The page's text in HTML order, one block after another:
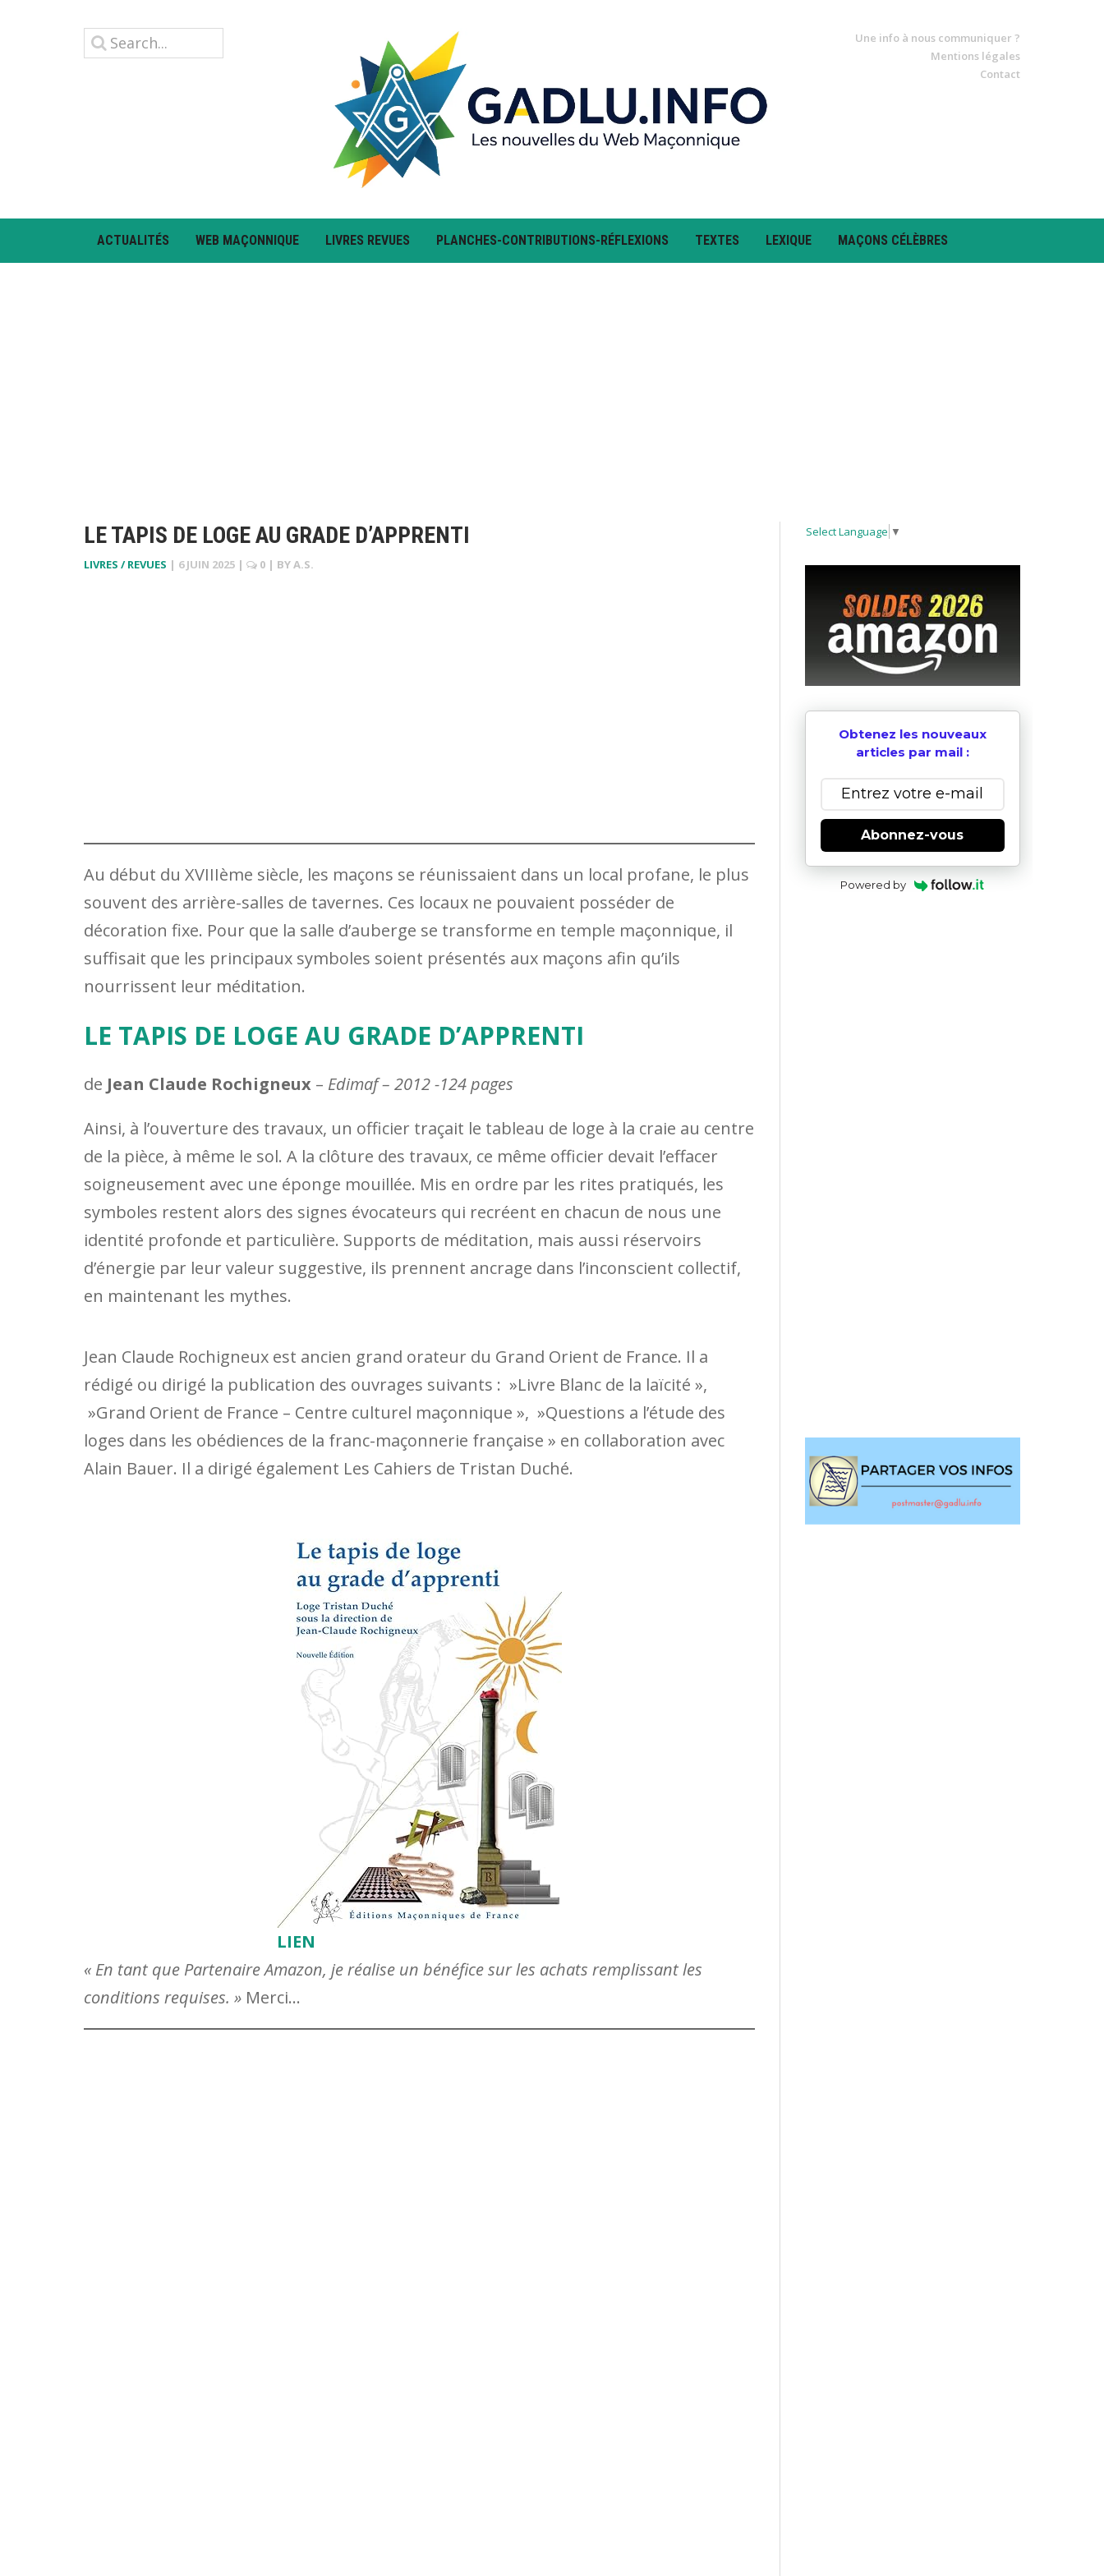
Une info à nous communiquer ?
Mentions légales
Contact
ACTUALITÉS WEB MAÇONNIQUE LIVRES REVUES PLANCHES-CONTRIBUTIONS-RÉFLEXIONS TEXTES LEXIQUE MAÇONS CÉLÈBRES
LE TAPIS DE LOGE AU GRADE D’APPRENTI
LIVRES / REVUES | 6 JUIN 2025 | 0 | BYA.S.
Au début du XVIIIème siècle, les maçons se réunissaient dans un local profane, le plus
souvent des arrière-salles de tavernes. Ces locaux ne pouvaient posséder de
décoration fixe. Pour que la salle d’auberge se transforme en temple maçonnique, il
suffisait que les principaux symboles soient présentés aux maçons afin qu’ils
nourrissent leur méditation.
LE TAPIS DE LOGE AU GRADE D’APPRENTI
de Jean Claude Rochigneux – Edimaf – 2012 -124 pages
Ainsi, à l’ouverture des travaux, un officier traçait le tableau de loge à la craie au centre
de la pièce, à même le sol. A la clôture des travaux, ce même officier devait l’effacer
soigneusement avec une éponge mouillée. Mis en ordre par les rites pratiqués, les
symboles restent alors des signes évocateurs qui recréent en chacun de nous une
identité profonde et particulière. Supports de méditation, mais aussi réservoirs
d’énergie par leur valeur suggestive, ils prennent ancrage dans l’inconscient collectif,
en maintenant les mythes.
Jean Claude Rochigneux est ancien grand orateur du Grand Orient de France. Il a
rédigé ou dirigé la publication des ouvrages suivants : »Livre Blanc de la laïcité »,
»Grand Orient de France – Centre culturel maçonnique », »Questions a l’étude des
loges dans les obédiences de la franc-maçonnerie française » en collaboration avec
Alain Bauer. Il a dirigé également Les Cahiers de Tristan Duché.
LIEN
« En tant que Partenaire Amazon, je réalise un bénéfice sur les achats remplissant les
conditions requises. » Merci…
Select Language ▼
Obtenez les nouveaux
articles par mail :
Abonnez-vous
Powered by